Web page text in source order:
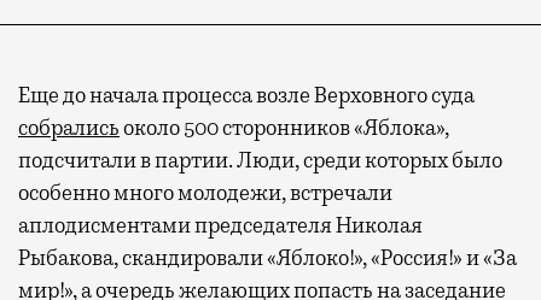
Еще до начала процесса возле Верховного суда
собралисьоколо 500 сторонников «Яблока»,
подсчитали в партии. Люди, среди которых было
особенно много молодежи, встречали
аплодисментами председателя Николая
Рыбакова, скандировали «Яблоко!», «Россия!» и «За
мир!», а очередь желающих попасть на заседание